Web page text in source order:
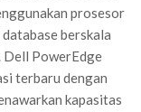
prosesor
berskala
Dell PowerEdge
terbaru dengan
kapasitas